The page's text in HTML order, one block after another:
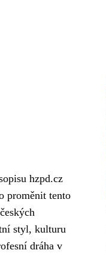
hzpd.cz
proměnit tento
styl, kulturu
dráha v